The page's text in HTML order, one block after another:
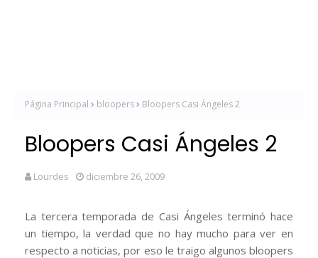
Página Principal bloopers Bloopers Casi Ángeles 2
Bloopers Casi Ángeles 2
Lourdes diciembre 26, 2009
La tercera temporada de Casi Ángeles terminó hace
un tiempo, la verdad que no hay mucho para ver en
respecto a noticias, por eso le traigo algunos bloopers